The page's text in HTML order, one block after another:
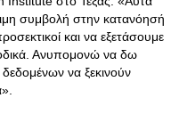
συμβολή στην κατανόησή
και να εξετάσουμε
Ανυπομονώ να δω
να ξεκινούν